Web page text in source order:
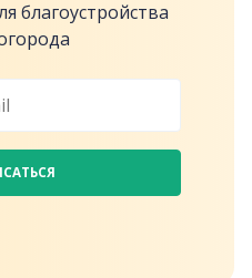
благоустройства